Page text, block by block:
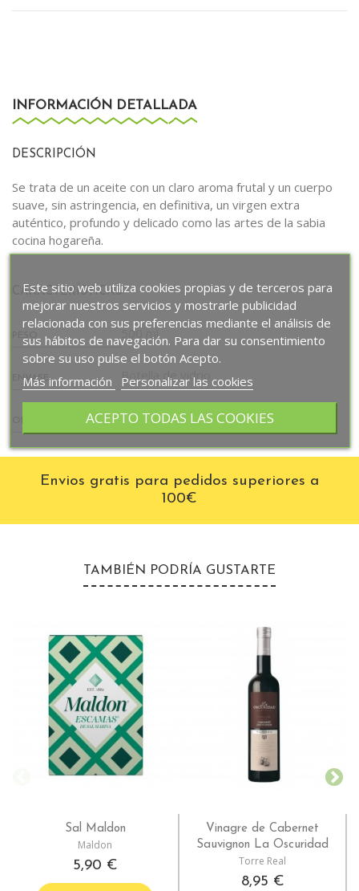
INFORMACIÓN DETALLADA
DESCRIPCIÓN
Se trata de un aceite con un claro aroma frutal y un cuerpo
suave, sin astringencia, en definitiva, un virgen extra
auténtico, profundo y delicado como las artes de la sabia
cocina hogareña.
CARACTERÍSTICAS
500 ml.
ENVASE Botella de vidrio
España
Envios gratis para pedidos superiores a
100€
TAMBIÉN PODRÍA GUSTARTE
Sal Maldon
Maldon
5,90 €
Vinagre de Cabernet
Sauvignon La Oscuridad
Torre Real
8,95 €
Este sitio web utiliza cookies propias y de terceros para
mejorar nuestros servicios y mostrarle publicidad
relacionada con sus preferencias mediante el análisis de
sus hábitos de navegación. Para dar su consentimiento
sobre su uso pulse el botón Acepto.
Más información
Personalizar las cookies
ACEPTO TODAS LAS COOKIES